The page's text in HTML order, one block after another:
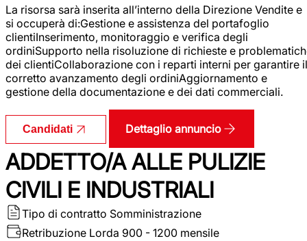
La risorsa sarà inserita all’interno della Direzione Vendite e
si occuperà di:Gestione e assistenza del portafoglio
clientiInserimento, monitoraggio e verifica degli
ordiniSupporto nella risoluzione di richieste e
dei clientiCollaborazione con i reparti interni per garantire il
corretto avanzamento degli ordiniAggiornamento e
gestione della documentazione e dei dati commerciali.
Candidati Dettaglio annuncio
ADDETTO/A ALLE PULIZIE
CIVILI E INDUSTRIALI
Tipo di contratto Somministrazione
Retribuzione Lorda 900 - 1200 mensile